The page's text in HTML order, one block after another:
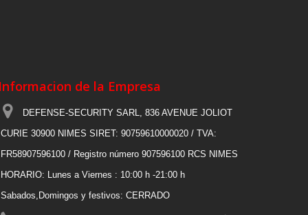
Informacion de la Empresa
DEFENSE-SECURITY SARL, 836 AVENUE JOLIOT
CURIE 30900 NIMES SIRET: 90759610000020 / TVA:
FR58907596100 / Registro número 907596100 RCS NIMES
HORARIO: Lunes a Viernes : 10:00 h -21:00 h
Sabados,Domingos y festivos: CERRADO